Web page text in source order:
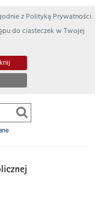
z Polityką Prywatności.
do ciasteczek w Twojej